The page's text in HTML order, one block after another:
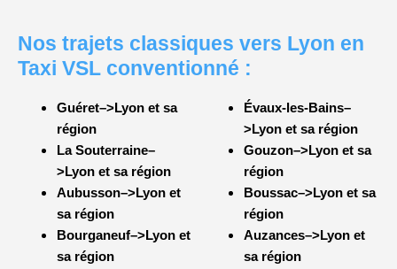
Nos trajets classiques vers Lyon en
Taxi VSL conventionné :
Guéret–>Lyon et sa
région
La Souterraine–
>Lyon et sa région
Aubusson–>Lyon et
sa région
Bourganeuf–>Lyon et
sa région
Évaux-les-Bains–
>Lyon et sa région
Gouzon–>Lyon et sa
région
Boussac–>Lyon et sa
région
Auzances–>Lyon et
sa région